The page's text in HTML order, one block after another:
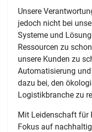
Unsere
jedoch nicht bei
Systeme und
Ressourcen zu
unsere Kunden zu
Automatisierung
dazu bei, den
Logistikbranche zu
Mit Leidenschaft für
Fokus auf